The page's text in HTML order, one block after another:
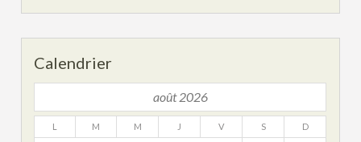
Calendrier
août 2026
L M M J V S D